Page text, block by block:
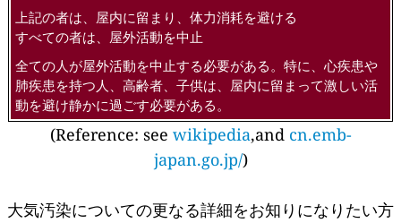
上記の者は、屋内に留まり、体力消耗を避ける
すべての者は、屋外活動を中止
全ての人が屋外活動を中止する必要がある。特に、心疾患や
肺疾患を持つ人、高齢者、子供は、屋内に留まって激しい活
動を避け静かに過ごす必要がある。
(Reference: see wikipedia,and cn.emb-
japan.go.jp/)
大気汚染についての更なる詳細をお知りになりたい方